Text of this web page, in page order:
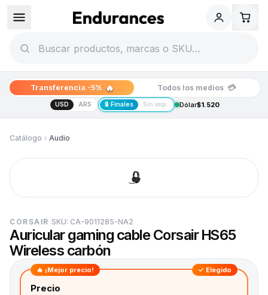
Transferencia -5% 🔥 Todos los medios 💳
USD ARS 🔒 Finales Sin imp. Dólar$1.520
Catálogo Audio
CORSAIR SKU: CA-9011285-NA2
Auricular gaming cable Corsair HS65
Wireless carbón
🔥 ¡Mejor precio! ✓ Elegido
Precio